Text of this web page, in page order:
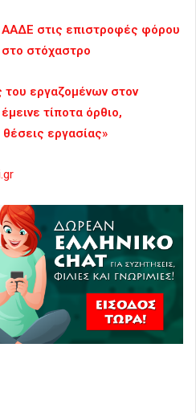
στις επιστροφές φόρου
στόχαστρο
του εργαζομένων στον
τίποτα όρθιο,
εργασίας»